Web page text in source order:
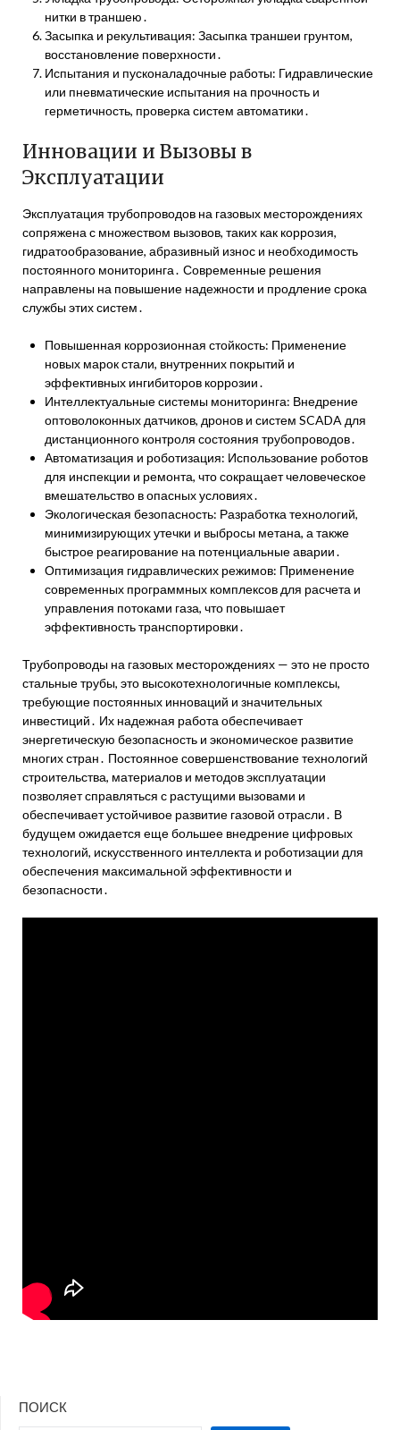
нитки в траншею․
Засыпка и рекультивация: Засыпка траншеи грунтом,
восстановление поверхности․
Испытания и пусконаладочные работы: Гидравлические
или пневматические испытания на прочность и
герметичность, проверка систем автоматики․
Инновации и Вызовы в
Эксплуатации
Эксплуатация трубопроводов на газовых месторождениях
сопряжена с множеством вызовов, таких как коррозия,
гидратообразование, абразивный износ и необходимость
постоянного мониторинга․ Современные решения
направлены на повышение надежности и продление срока
службы этих систем․
Повышенная коррозионная стойкость: Применение
новых марок стали, внутренних покрытий и
эффективных ингибиторов коррозии․
Интеллектуальные системы мониторинга: Внедрение
оптоволоконных датчиков, дронов и систем SCADA для
дистанционного контроля состояния трубопроводов․
Автоматизация и роботизация: Использование роботов
для инспекции и ремонта, что сокращает человеческое
вмешательство в опасных условиях․
Экологическая безопасность: Разработка технологий,
минимизирующих утечки и выбросы метана, а также
быстрое реагирование на потенциальные аварии․
Оптимизация гидравлических режимов: Применение
современных программных комплексов для расчета и
управления потоками газа, что повышает
эффективность транспортировки․
Трубопроводы на газовых месторождениях — это не просто
стальные трубы, это высокотехнологичные комплексы,
требующие постоянных инноваций и значительных
инвестиций․ Их надежная работа обеспечивает
энергетическую безопасность и экономическое развитие
многих стран․ Постоянное совершенствование технологий
строительства, материалов и методов эксплуатации
позволяет справляться с растущими вызовами и
обеспечивает устойчивое развитие газовой отрасли․ В
будущем ожидается еще большее внедрение цифровых
технологий, искусственного интеллекта и роботизации для
обеспечения максимальной эффективности и
безопасности․
ПОИСК